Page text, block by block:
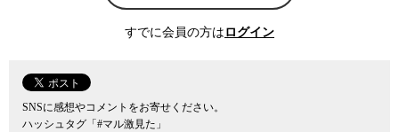
すでに会員の方は ログイン
SNSに感想やコメントをお寄せください。
ハッシュタグ「#マル激見た」